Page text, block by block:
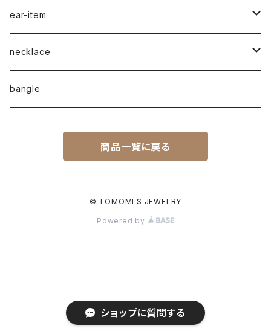
ショップに質問する
naturalstone-ring
plain-ring
ear-item
pierced earrings
earcuff
necklace
pearl
bangle
商品一覧に戻る
© TOMOMI.S JEWELRY
Powered by